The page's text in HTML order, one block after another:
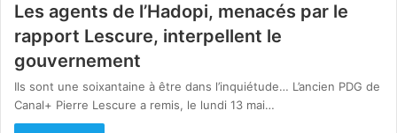
Les agents de l’Hadopi, menacés par le
rapport Lescure, interpellent le
gouvernement
Ils sont une soixantaine à être dans l’inquiétude… L’ancien PDG de
Canal+ Pierre Lescure a remis, le lundi 13 mai…